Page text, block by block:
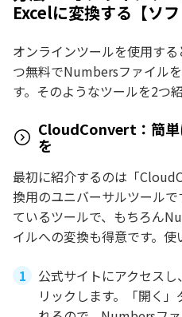
Excelに変換する【ソフ
オンラインツールを使用す
つ無料でNumbersファイル
す。そのようなツールを2つ
CloudConvert：簡単
を
最初に紹介するのは「
換用のユニバーサルツール
ているツールで、もちろん
イルへの変換も得意です。使
公式サイトにアクセス
リックします。「開く